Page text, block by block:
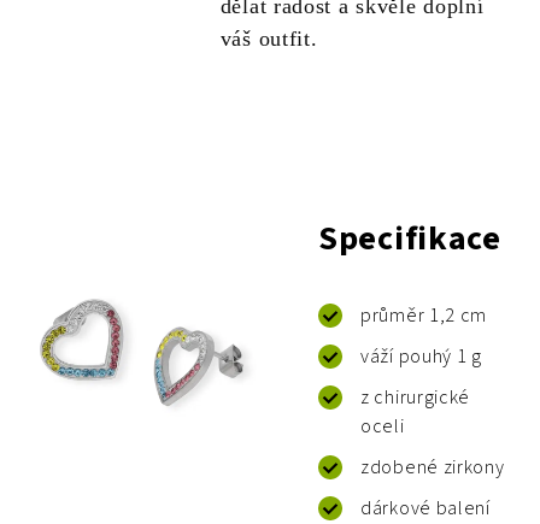
dělat radost a skvěle doplní
váš outfit.
Specifikace
průměr 1,2 cm
váží pouhý 1 g
z chirurgické
oceli
zdobené zirkony
dárkové balení